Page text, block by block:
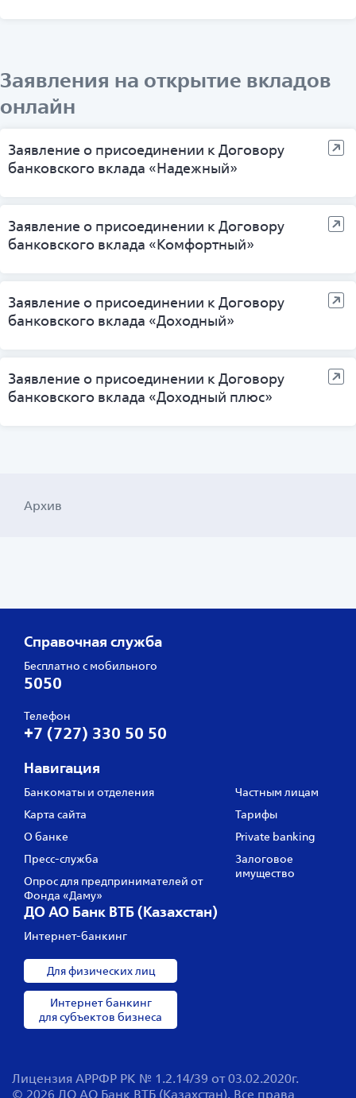
Заявления на открытие вкладов
онлайн
Заявление о присоединении к Договору
банковского вклада «Надежный»
Заявление о присоединении к Договору
банковского вклада «Комфортный»
Заявление о присоединении к Договору
банковского вклада «Доходный»
Заявление о присоединении к Договору
банковского вклада «Доходный плюс»
Архив
Справочная служба
Бесплатно с мобильного
5050
Телефон
+7 (727) 330 50 50
Навигация
Банкоматы и отделения
Карта сайта
О банке
Пресс‑служба
Опрос для предпринимателей от
Фонда «Даму»
Частным лицам
Тарифы
Private banking
Залоговое
имущество
ДО АО Банк ВТБ (Казахстан)
Интернет-банкинг
Для физических лиц
Интернет банкинг
для субъектов бизнеса
Лицензия АРРФР РК № 1.2.14/39 от 03.02.2020г.
© 2026 ДО АО Банк ВТБ (Казахстан). Все права